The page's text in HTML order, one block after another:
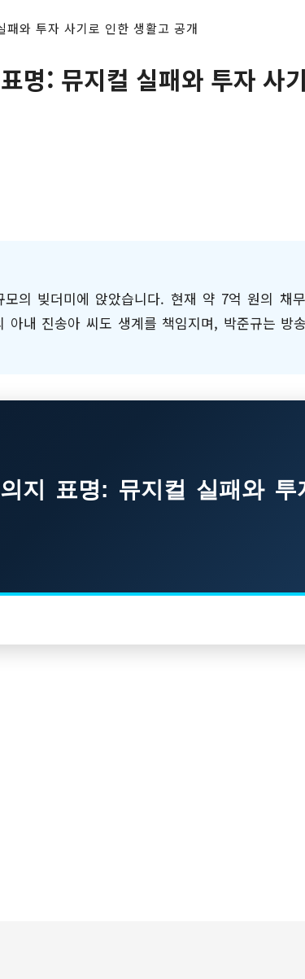
와 투자 사기로 인한 생활고 공개
명: 뮤지컬 실패와 투자 사
의 빚더미에 앉았습니다. 현재 약 7억 원의 채
내 진송아 씨도 생계를 책임지며, 박준규는 방
지 표명: 뮤지컬 실패와 투